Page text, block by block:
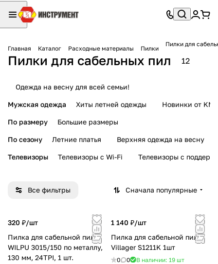
Главная Каталог Расходные материалы Пилки
Пилки для
Пилки для сабельных пил 12
Одежда на весну для всей семьи!
Мужская одежда Хиты летней одежды Новинки от KMI
По размеру Большие размеры
По сезону Летние платья Верхняя одежда на весну
Телевизоры Телевизоры с Wi-Fi Телевизоры с
Все фильтры Сначала популярные
320 ₽/шт
Пилка для сабельной пилы
WILPU 3015/150 по металлу,
130 мм, 24TPI, 1 шт.
1 140 ₽/шт
Пилка для сабельной пилы
Villager S1211K 1шт
0 0 В наличии: 19 шт